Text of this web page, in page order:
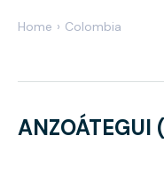
Home › Colombia
ANZOÁTEGUI